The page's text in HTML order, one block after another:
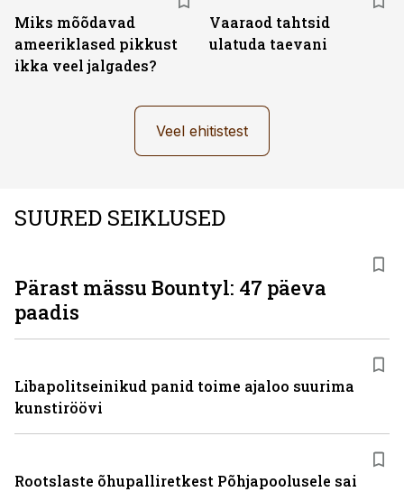
Miks mõõdavad
ameeriklased pikkust
ikka veel jalgades?
Vaaraod tahtsid
ulatuda taevani
Veel ehitistest
SUURED SEIKLUSED
Pärast mässu Bountyl: 47 päeva
paadis
Libapolitseinikud panid toime ajaloo suurima
kunstiröövi
Rootslaste õhupalliretkest Põhjapoolusele sai